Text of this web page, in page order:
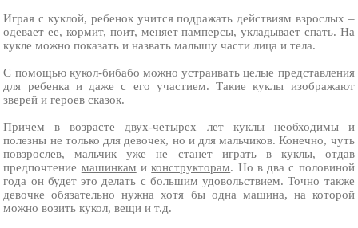
Играя с куклой, ребенок учится подражать действиям взрослых –
одевает ее, кормит, поит, меняет памперсы, укладывает спать. На
кукле можно показать и назвать малышу части лица и тела.
С помощью кукол-бибабо можно устраивать целые представления
для ребенка и даже с его участием. Такие куклы изображают
зверей и героев сказок.
Причем в возрасте двух-четырех лет куклы необходимы и
полезны не только для девочек, но и для мальчиков. Конечно, чуть
повзрослев, мальчик уже не станет играть в куклы, отдав
предпочтение машинкам иконструкторам. Но в два с половиной
года он будет это делать с большим удовольствием. Точно также
девочке обязательно нужна хотя бы одна машина, на которой
можно возить кукол, вещи и т.д.